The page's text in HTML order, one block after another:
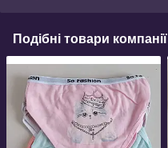
Подібні товари компанії